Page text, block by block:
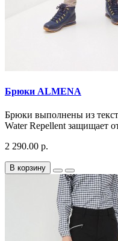
Брюки ALMENA
Брюки выполнены из
Water Repellent защищает
2 290.00 р.
В корзину